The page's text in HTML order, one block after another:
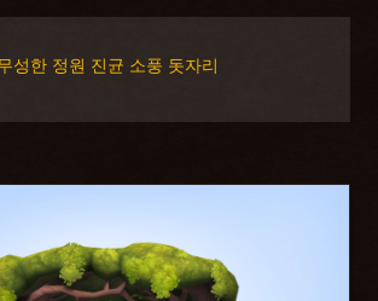
성한 정원 진균 소풍 돗자리